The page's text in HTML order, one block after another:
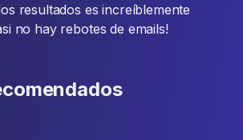
resultados es increíblemente
no hay rebotes de emails!